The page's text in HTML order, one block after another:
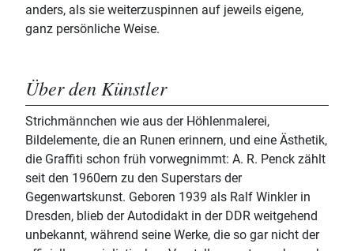
anders, als sie weiterzuspinnen auf jeweils eigene,
ganz persönliche Weise.
Über den Künstler
Strichmännchen wie aus der Höhlenmalerei,
Bildelemente, die an Runen erinnern, und eine Ästhetik,
die Graffiti schon früh vorwegnimmt: A. R. Penck zählt
seit den 1960ern zu den Superstars der
Gegenwartskunst. Geboren 1939 als Ralf Winkler in
Dresden, blieb der Autodidakt in der DDR weitgehend
unbekannt, während seine Werke, die so gar nicht der